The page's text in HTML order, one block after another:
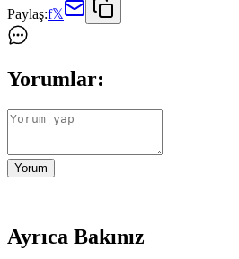
Paylaş:f𝕏
Yorumlar:
Yorum
Ayrıca Bakınız